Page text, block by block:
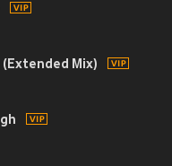
(Extended Mix)